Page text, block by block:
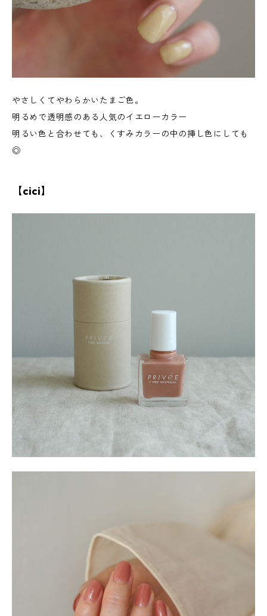
やさしくてやわらかいたまご色。
明るめで透明感のある人気のイエローカラー
明るい色と合わせても、くすみカラーの中の挿し色にしても
◎
【cici】